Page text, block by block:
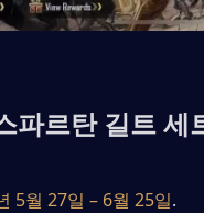
파르탄 길트 세
5월 27일 – 6월 25일.